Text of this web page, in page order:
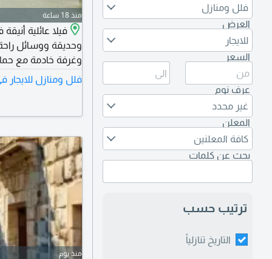
فلل ومنازل
العرض
للايجار
السعر
عرف نوم
غير محدد
المعلن
كافة المعلنين
بحث عن كلمات
ترتيب حسب
التاريخ تنازلياً
منذ 18 ساعة
فيلا عائلية
وحديقة ووسائل
وغرفة خادمة مع
حمامين، وصالة
غرفتي نوم
فلل ومنازل
منذ يوم